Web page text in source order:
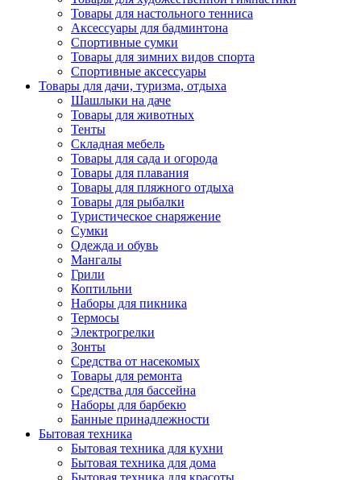
Товары для настольного тенниса
Аксессуары для бадминтона
Спортивные сумки
Товары для зимних видов спорта
Спортивные аксессуары
Товары для дачи, туризма, отдыха
Шашлыки на даче
Товары для животных
Тенты
Складная мебель
Товары для сада и огорода
Товары для плавания
Товары для пляжного отдыха
Товары для рыбалки
Туристическое снаряжение
Сумки
Одежда и обувь
Мангалы
Грили
Коптильни
Наборы для пикника
Термосы
Электрогрелки
Зонты
Средства от насекомых
Товары для ремонта
Средства для бассейна
Наборы для барбекю
Банные принадлежности
Бытовая техника
Бытовая техника для кухни
Бытовая техника для дома
Бытовая техника для красоты